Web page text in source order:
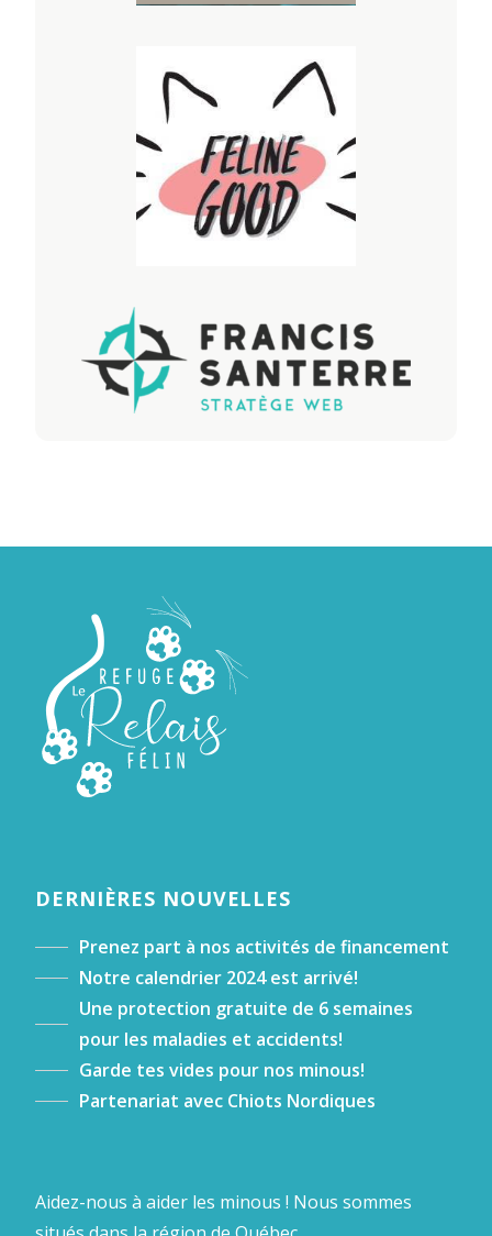
DERNIÈRES NOUVELLES
Prenez part à nos activités de financement
Notre calendrier 2024 est arrivé!
Une protection gratuite de 6 semaines
pour les maladies et accidents!
Garde tes vides pour nos minous!
Partenariat avec Chiots Nordiques
Aidez-nous à aider les minous ! Nous sommes